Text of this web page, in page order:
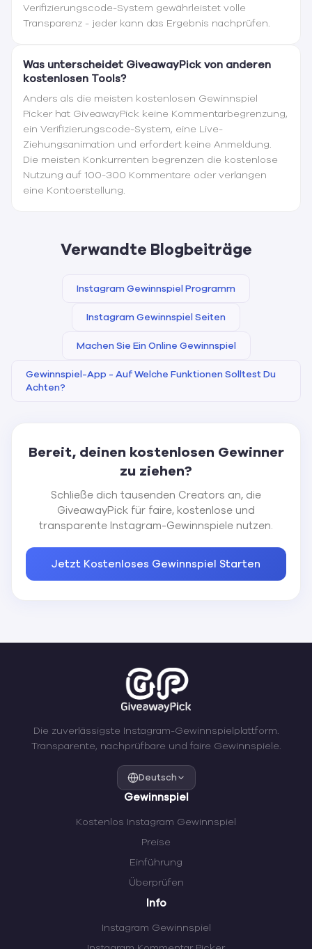
Verifizierungscode-System gewährleistet volle
Transparenz - jeder kann das Ergebnis nachprüfen.
Was unterscheidet GiveawayPick von anderen
kostenlosen Tools?
Anders als die meisten kostenlosen Gewinnspiel
Picker hat GiveawayPick keine Kommentarbegrenzung,
ein Verifizierungscode-System, eine Live-
Ziehungsanimation und erfordert keine Anmeldung.
Die meisten Konkurrenten begrenzen die kostenlose
Nutzung auf 100-300 Kommentare oder verlangen
eine Kontoerstellung.
Verwandte Blogbeiträge
Instagram Gewinnspiel Programm
Instagram Gewinnspiel Seiten
Machen Sie Ein Online Gewinnspiel
Gewinnspiel-App - Auf Welche Funktionen Solltest Du
Achten?
Bereit, deinen kostenlosen Gewinner
zu ziehen?
Schließe dich tausenden Creators an, die
GiveawayPick für faire, kostenlose und
transparente Instagram-Gewinnspiele nutzen.
Jetzt Kostenloses Gewinnspiel Starten
Die zuverlässigste Instagram-Gewinnspielplattform.
Transparente, nachprüfbare und faire Gewinnspiele.
Deutsch
Gewinnspiel
Kostenlos Instagram Gewinnspiel
Preise
Einführung
Überprüfen
Info
Instagram Gewinnspiel